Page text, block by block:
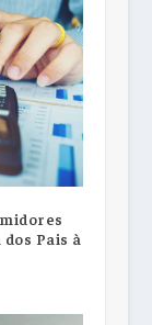
Pais à